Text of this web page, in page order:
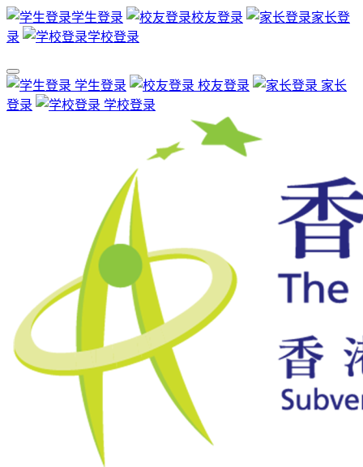
学生登录 校友登录
家长登
录
学校登录
学生登录 校友登录
家长
登录
学校登录